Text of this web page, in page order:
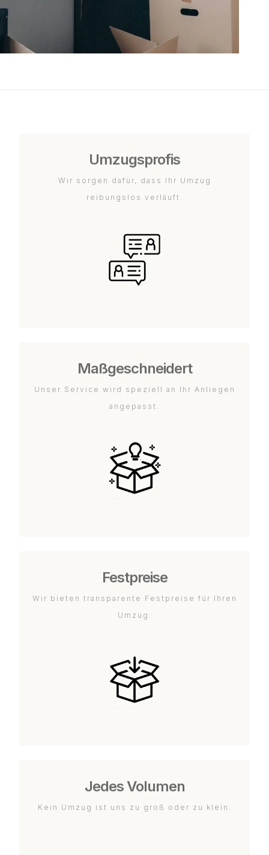
Umzugsprofis
Wir sorgen dafür, dass Ihr Umzug
reibungslos verläuft.
Maßgeschneidert
Unser Service wird speziell an Ihr Anliegen
angepasst.
Festpreise
Wir bieten transparente Festpreise für Ihren
Umzug.
Jedes Volumen
Kein Umzug ist uns zu groß oder zu klein.